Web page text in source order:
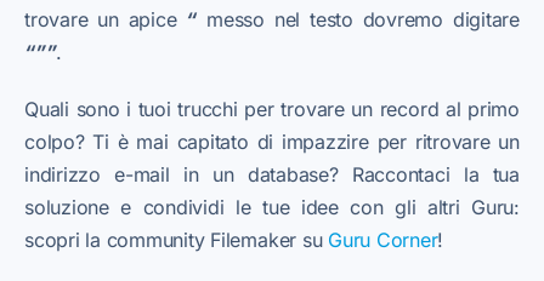
trovare un apice “ messo nel testo dovremo digitare
“””.
Quali sono i tuoi trucchi per trovare un record al primo
colpo? Ti è mai capitato di impazzire per ritrovare un
indirizzo e-mail in un database? Raccontaci la tua
soluzione e condividi le tue idee con gli altri Guru:
scopri la community Filemaker su Guru Corner!